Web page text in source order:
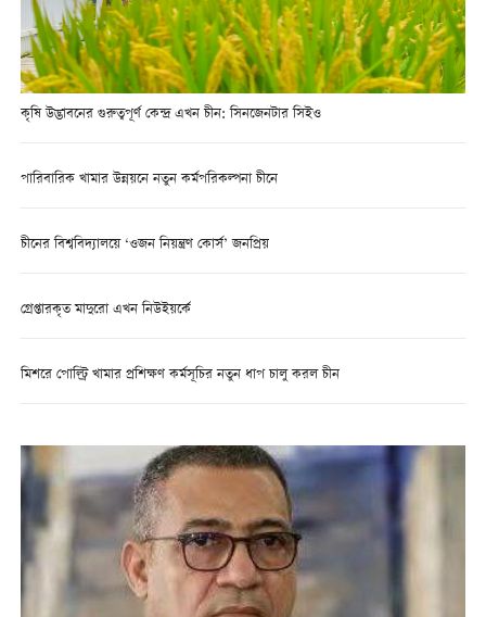
কৃষি উদ্ভাবনের গুরুত্বপূর্ণ কেন্দ্র এখন চীন: সিনজেনটার সিইও
পারিবারিক খামার উন্নয়নে নতুন কর্মপরিকল্পনা চীনে
চীনের বিশ্ববিদ্যালয়ে ‘ওজন নিয়ন্ত্রণ কোর্স’ জনপ্রিয়
গ্রেপ্তারকৃত মাদুরো এখন নিউইয়র্কে
মিশরে পোল্ট্রি খামার প্রশিক্ষণ কর্মসূচির নতুন ধাপ চালু করল চীন